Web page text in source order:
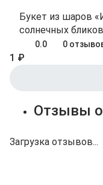
Букет из шаров
солнечных
0.0 0
1 ₽
Отзывы о
Загрузка отзывов...